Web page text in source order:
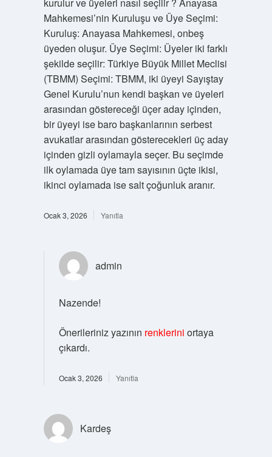
Mahkemesi’nin Kuruluşu ve Üye Seçimi:
Kuruluş: Anayasa Mahkemesi, onbeş
üyeden oluşur. Üye Seçimi: Üyeler iki farklı
şekilde seçilir: Türkiye Büyük Millet Meclisi
(TBMM) Seçimi: TBMM, iki üyeyi Sayıştay
Genel Kurulu’nun kendi başkan ve üyeleri
arasından göstereceği üçer aday içinden,
bir üyeyi ise baro başkanlarının serbest
avukatlar arasından gösterecekleri üç aday
içinden gizli oylamayla seçer. Bu seçimde
ilk oylamada üye tam sayısının üçte ikisi,
ikinci oylamada ise salt çoğunluk aranır.
Ocak 3, 2026 Yanıtla
admin
Nazende!
Önerileriniz yazının renklerini ortaya
çıkardı.
Ocak 3, 2026 Yanıtla
Kardeş